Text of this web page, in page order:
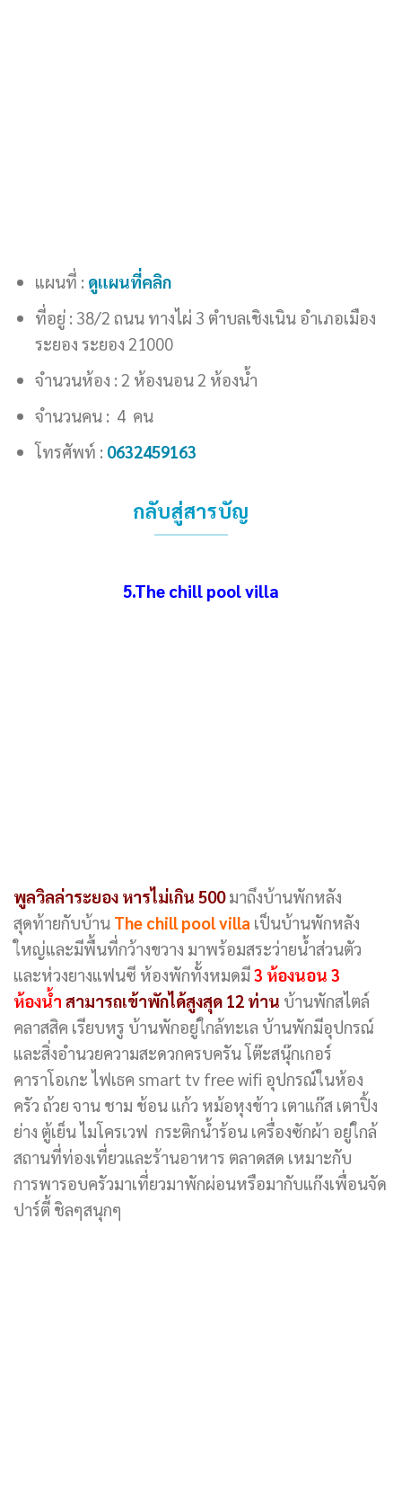
แผนที่ : ดูแผนที่คลิก
ที่อยู่ : 38/2 ถนน ทางไผ่ 3 ตำบลเชิงเนิน อำเภอเมือง
ระยอง ระยอง 21000
จำนวนห้อง : 2 ห้องนอน 2 ห้องน้ำ
จำนวนคน : 4 คน
โทรศัพท์ : 0632459163
กลับสู่สารบัญ
5.The chill pool villa
พูลวิลล่าระยอง หารไม่เกิน 500มาถึงบ้านพักหลัง
สุดท้ายกับบ้าน The chill pool villa เป็นบ้านพักหลัง
ใหญ่และมีพื้นที่กว้างขวาง มาพร้อมสระว่ายน้ำส่วนตัว
และห่วงยางแฟนซี ห้องพักทั้งหมดมี3 ห้องนอน 3
ห้องน้ำ สามารถเข้าพักได้สูงสุด 12 ท่าน บ้านพักสไตล์
คลาสสิค เรียบหรู บ้านพักอยู่ใกล้ทะเล บ้านพักมีอุปกรณ์
และสิ่งอำนวยความสะดวกครบครัน โต๊ะสนุ๊กเกอร์
คาราโอเกะ ไฟเธค smart tv free wifi อุปกรณ์ในห้อง
ครัว ถ้วย จาน ชาม ช้อน แก้ว หม้อหุงข้าว เตาแก๊ส เตาปิ้ง
ย่าง ตู้เย็น ไมโครเวฟ กระติกน้ำร้อน เครื่องซักผ้า อยู่ใกล้
สถานที่ท่องเที่ยวและร้านอาหาร ตลาดสด เหมาะกับ
การพารอบครัวมาเที่ยวมาพักผ่อนหรือมากับแก๊งเพื่อนจัด
ปาร์ตี้ ชิลๆสนุกๆ